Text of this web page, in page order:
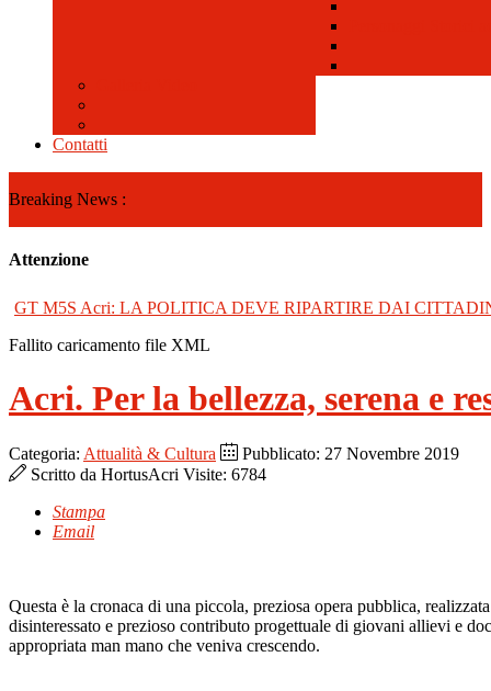
Contatti
Breaking News :
GT M5S Acri: LA POLITICA DEVE RIPARTIRE DAI
Attenzione
Fallito caricamento file XML
Acri. Per la bellezza, serena e
Categoria: Attualità & Cultura
Pubblicato: 27 Novembre 2019
Scritto da HortusAcri Visite: 6784
Stampa
Email
Questa è la cronaca di una piccola, preziosa opera pubblica,
disinteressato e prezioso contributo progettuale di giovani allievi e
appropriata man mano che veniva crescendo.